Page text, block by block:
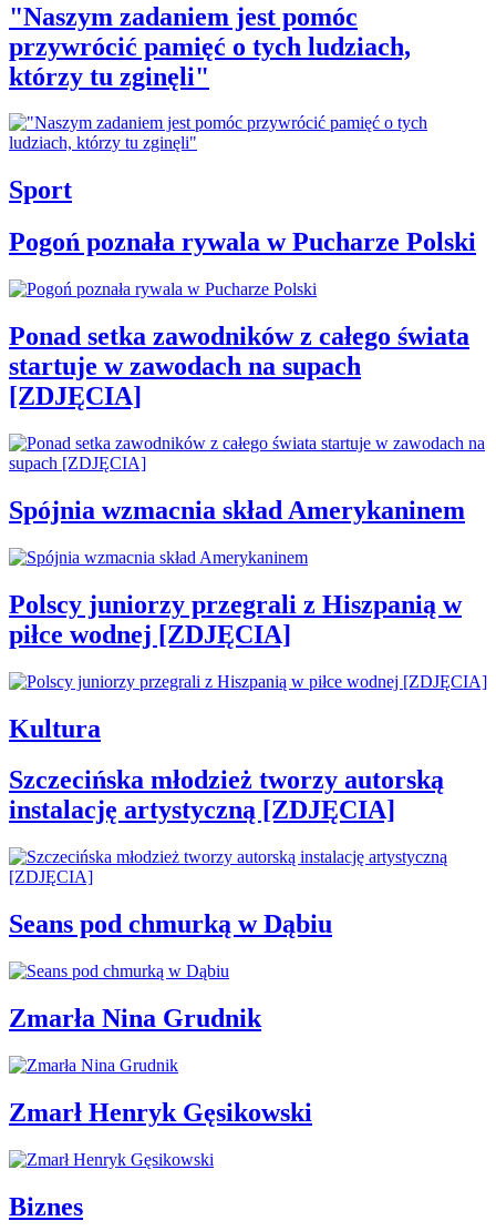
"Naszym zadaniem jest pomóc
przywrócić pamięć o tych ludziach,
którzy tu zginęli"
Sport
Pogoń poznała rywala w Pucharze Polski
Ponad setka zawodników z całego świata
startuje w zawodach na supach
[ZDJĘCIA]
Spójnia wzmacnia skład Amerykaninem
Polscy juniorzy przegrali z Hiszpanią w
piłce wodnej [ZDJĘCIA]
Kultura
Szczecińska młodzież tworzy autorską
instalację artystyczną [ZDJĘCIA]
Seans pod chmurką w Dąbiu
Zmarła Nina Grudnik
Zmarł Henryk Gęsikowski
Biznes